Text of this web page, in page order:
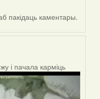
пакідаць каментары.
і пачала карміць